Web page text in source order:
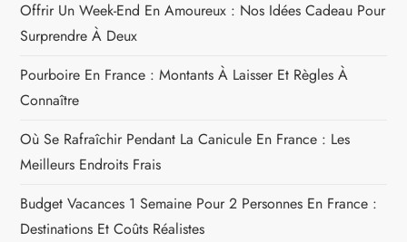
Offrir Un Week-End En Amoureux : Nos Idées Cadeau Pour
Surprendre À Deux
Pourboire En France : Montants À Laisser Et Règles À
Connaître
Où Se Rafraîchir Pendant La Canicule En France : Les
Meilleurs Endroits Frais
Budget Vacances 1 Semaine Pour 2 Personnes En France :
Destinations Et Coûts Réalistes